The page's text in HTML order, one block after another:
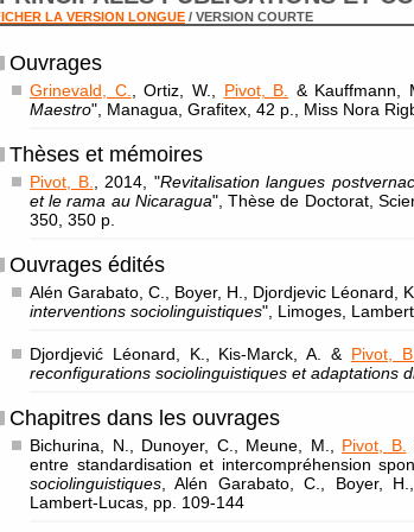
LA VERSION LONGUE / VERSION COURTE
Ouvrages
Grinevald, C. , Ortiz, W., Pivot, B. & Kauffmann,
Maestro", Managua, Grafitex, 42 p., Miss Nora
Thèses et mémoires
Pivot, B. , 2014, "Revitalisation langues
et le rama au Nicaragua", Thèse de Doctorat,
350, 350 p.
Ouvrages édités
Alén Garabato, C., Boyer, H., Djordjevic Léonard,
interventions sociolinguistiques", Limoges,
Djordjević Léonard, K., Kis-Marck, A. & Pivot, B.
reconfigurations sociolinguistiques et adaptations
Chapitres dans les ouvrages
Bichurina, N., Dunoyer, C., Meune, M., Pivot, B.
entre standardisation et intercompréhension
sociolinguistiques , Alén Garabato, C., Boyer,
Lambert-Lucas, pp. 109-144